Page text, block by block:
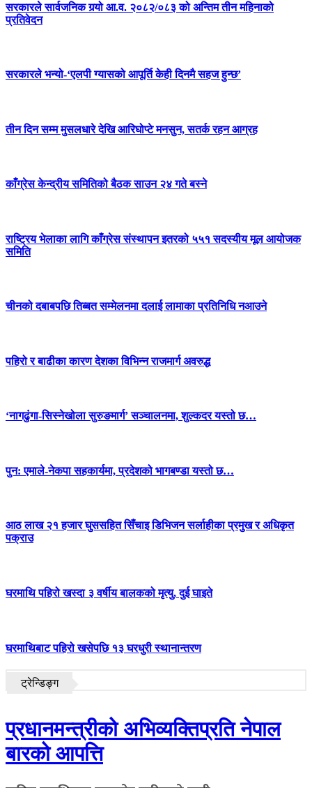
सरकारले सार्वजनिक गर्‍यो आ.व. २०८२/०८३ को अन्तिम तीन महिनाको
प्रतिवेदन
सरकारले भन्यो-‘एलपी ग्यासको आपूर्ति केही दिनमै सहज हुन्छ’
तीन दिन सम्म मुसलधारे देखि आरिघोप्टे मनसुन, सतर्क रहन आग्रह
काँग्रेस केन्द्रीय समितिको बैठक साउन २४ गते बस्ने
राष्ट्रिय भेलाका लागि काँग्रेस संस्थापन इतरको ५५१ सदस्यीय मूल आयोजक
समिति
चीनको दबाबपछि तिब्बत सम्मेलनमा दलाई लामाका प्रतिनिधि नआउने
पहिरो र बाढीका कारण देशका विभिन्न राजमार्ग अवरुद्ध
‘नागढुंगा-सिस्नेखोला सुरुङमार्ग’ सञ्चालनमा, शुल्कदर यस्तो छ…
पुन: एमाले-नेकपा सहकार्यमा, प्रदेशको भागबण्डा यस्तो छ…
आठ लाख २१ हजार घुससहित सिँचाइ डिभिजन सर्लाहीका प्रमुख र अधिकृत
पक्राउ
घरमाथि पहिरो खस्दा ३ वर्षीय बालकको मृत्यु, दुई घाइते
घरमाथिबाट पहिरो खसेपछि १३ घरधुरी स्थानान्तरण
ट्रेन्डिङ्ग
प्रधानमन्त्रीको अभिव्यक्तिप्रति नेपाल
बारको आपत्ति